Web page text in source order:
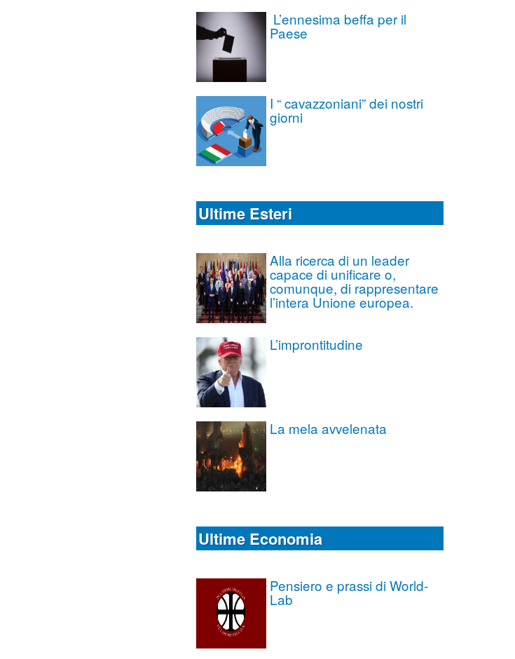
L’ennesima beffa per il
Paese
I “ cavazzoniani” dei nostri
giorni
Ultime Esteri
Alla ricerca di un leader
capace di unificare o,
comunque, di rappresentare
l’intera Unione europea.
L’improntitudine
La mela avvelenata
Ultime Economia
Pensiero e prassi di World-
Lab